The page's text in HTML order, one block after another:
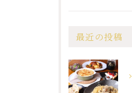
最近の投稿